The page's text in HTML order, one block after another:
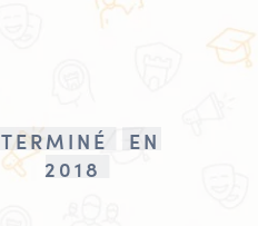
TERMINÉ
EN
2018